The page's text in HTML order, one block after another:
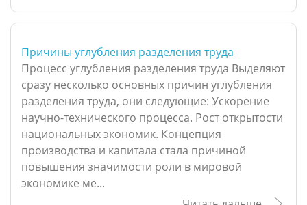
Причины углубления разделения труда
Процесс углубления разделения труда Выделяют
сразу несколько основных причин углубления
разделения труда, они следующие: Ускорение
научно-технического процесса. Рост открытости
национальных экономик. Концепция
производства и капитала стала причиной
повышения значимости роли в мировой
экономике ме...